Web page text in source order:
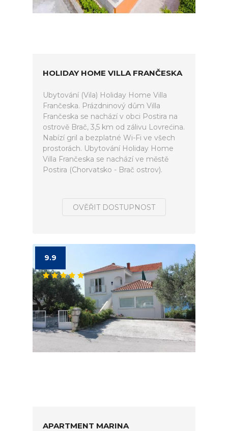
HOLIDAY HOME VILLA FRANČESKA
Ubytování (Vila) Holiday Home Villa
Frančeska. Prázdninový dům Villa
Frančeska se nachází v obci Postira na
ostrově Brač, 3,5 km od zálivu Lovrećina.
Nabízí gril a bezplatné Wi-Fi ve všech
prostorách. Ubytování Holiday Home
Villa Frančeska se nachází ve městě
Postira (Chorvatsko - Brač ostrov).
OVĚŘIT DOSTUPNOST
9.9
APARTMENT MARINA